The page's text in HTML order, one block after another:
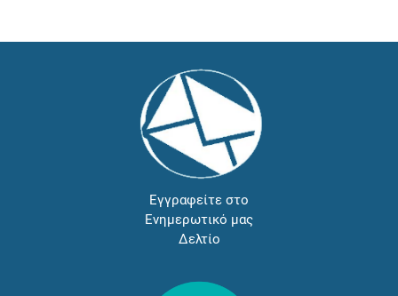
Εγγραφείτε στο
Ενημερωτικό μας
Δελτίο